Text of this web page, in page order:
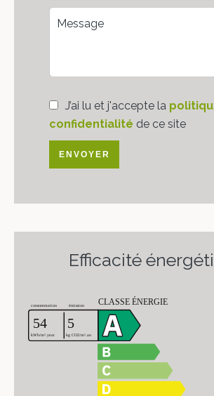
J’ai lu et j'accepte la
confidentialité de ce site
ENVOYER
Efficacité